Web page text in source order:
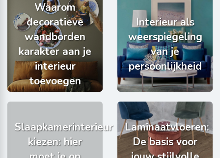
Waarom
decoratieve
wandborden
karakter aan je
interieur
toevoegen
Interieur als
weerspiegeling
van je
persoonlijkheid
Slaapkamerinterieur
kiezen: hier
Laminaatvloeren:
De basis voor